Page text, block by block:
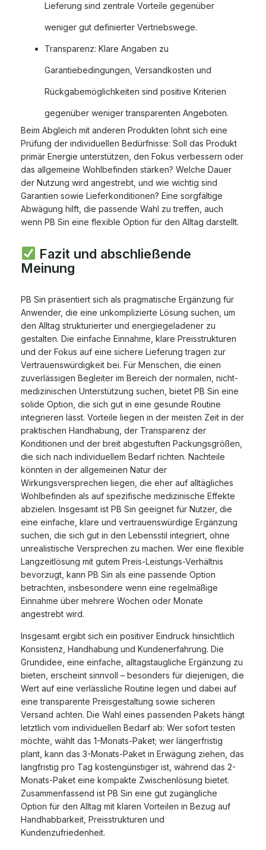
Lieferung sind zentrale Vorteile gegenüber
weniger gut definierter Vertriebswege.
Transparenz: Klare Angaben zu
Garantiebedingungen, Versandkosten und
Rückgabemöglichkeiten sind positive Kriterien
gegenüber weniger transparenten Angeboten.
Beim Abgleich mit anderen Produkten lohnt sich eine
Prüfung der individuellen Bedürfnisse: Soll das Produkt
primär Energie unterstützen, den Fokus verbessern oder
das allgemeine Wohlbefinden stärken? Welche Dauer
der Nutzung wird angestrebt, und wie wichtig sind
Garantien sowie Lieferkonditionen? Eine sorgfältige
Abwägung hilft, die passende Wahl zu treffen, auch
wenn PB Sin eine flexible Option für den Alltag darstellt.
Fazit und abschließende
Meinung
PB Sin präsentiert sich als pragmatische Ergänzung für
Anwender, die eine unkomplizierte Lösung suchen, um
den Alltag strukturierter und energiegeladener zu
gestalten. Die einfache Einnahme, klare Preisstrukturen
und der Fokus auf eine sichere Lieferung tragen zur
Vertrauenswürdigkeit bei. Für Menschen, die einen
zuverlässigen Begleiter im Bereich der normalen, nicht-
medizinischen Unterstützung suchen, bietet PB Sin eine
solide Option, die sich gut in eine gesunde Routine
integrieren lässt. Vorteile liegen in der meisten Zeit in der
praktischen Handhabung, der Transparenz der
Konditionen und der breit abgestuften Packungsgrößen,
die sich nach individuellem Bedarf richten. Nachteile
könnten in der allgemeinen Natur der
Wirkungsversprechen liegen, die eher auf alltägliches
Wohlbefinden als auf spezifische medizinische Effekte
abzielen. Insgesamt ist PB Sin geeignet für Nutzer, die
eine einfache, klare und vertrauenswürdige Ergänzung
suchen, die sich gut in den Lebensstil integriert, ohne
unrealistische Versprechen zu machen. Wer eine flexible
Langzeitlösung mit gutem Preis-Leistungs-Verhältnis
bevorzugt, kann PB Sin als eine passende Option
betrachten, insbesondere wenn eine regelmäßige
Einnahme über mehrere Wochen oder Monate
angestrebt wird.
Insgesamt ergibt sich ein positiver Eindruck hinsichtlich
Konsistenz, Handhabung und Kundenerfahrung. Die
Grundidee, eine einfache, alltagstaugliche Ergänzung zu
bieten, erscheint sinnvoll – besonders für diejenigen, die
Wert auf eine verlässliche Routine legen und dabei auf
eine transparente Preisgestaltung sowie sicheren
Versand achten. Die Wahl eines passenden Pakets hängt
letztlich vom individuellen Bedarf ab: Wer sofort testen
möchte, wählt das 1-Monats-Paket; wer längerfristig
plant, kann das 3-Monats-Paket in Erwägung ziehen, das
langfristig pro Tag kostengünstiger ist, während das 2-
Monats-Paket eine kompakte Zwischenlösung bietet.
Zusammenfassend ist PB Sin eine gut zugängliche
Option für den Alltag mit klaren Vorteilen in Bezug auf
Handhabbarkeit, Preisstrukturen und
Kundenzufriedenheit.